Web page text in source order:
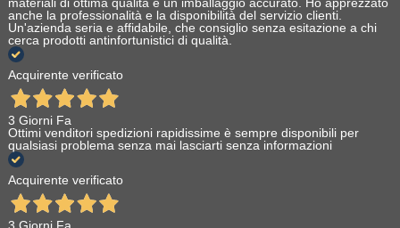
materiali di ottima qualità e un imballaggio accurato. Ho apprezzato
anche la professionalità e la disponibilità del servizio clienti.
Un'azienda seria e affidabile, che consiglio senza esitazione a chi
cerca prodotti antinfortunistici di qualità.
Acquirente verificato
3 Giorni Fa
Ottimi venditori spedizioni rapidissime è sempre disponibili per
qualsiasi problema senza mai lasciarti senza informazioni
Acquirente verificato